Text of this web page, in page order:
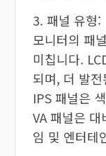
3. 패널 유형:
모니터의 패
미칩니다.
되며, 더 발
IPS 패널은
VA 패널은
임 및 엔터테